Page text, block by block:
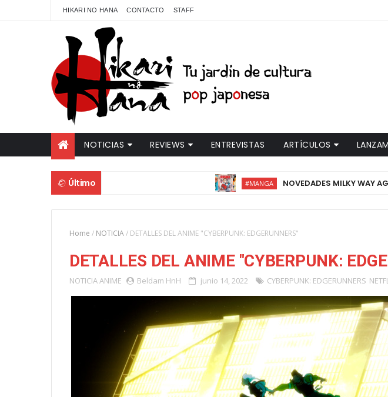
HIKARI NO HANA CONTACTO STAFF
NOTICIAS REVIEWS ENTREVISTAS ARTÍCULOS
Último #MANGA NOVEDADES MILKY WAY AGOSTO
Home / NOTICIA/ DETALLES DEL ANIME "CYBERPUNK: EDGERUNNERS"
DETALLES DEL ANIME "CYBERPUNK:
NOTICIAANIME Beldam HnH junio 14, 2022 CYBERPUNK: EDGERUNNERS